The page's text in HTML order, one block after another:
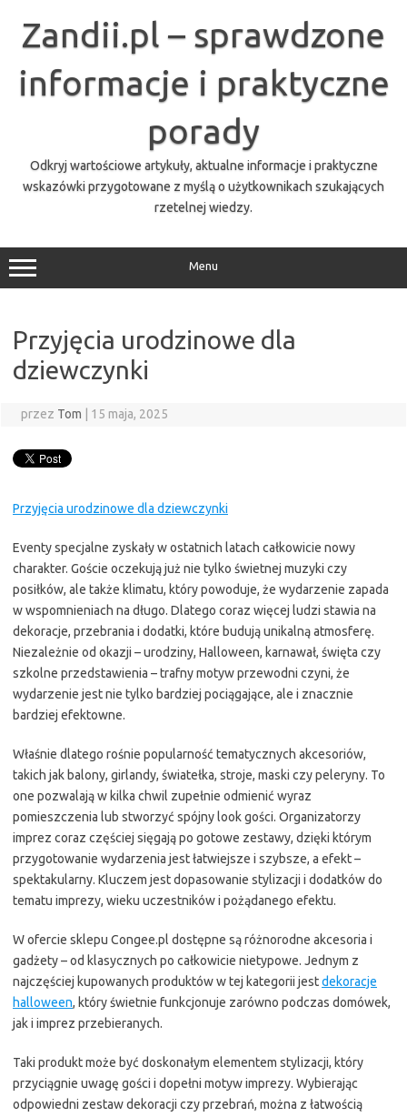
treściZandii.pl – sprawdzone
informacje i praktyczne
porady
Odkryj wartościowe artykuły, aktualne informacje i praktyczne
wskazówki przygotowane z myślą o użytkownikach szukających
rzetelnej wiedzy.
Menu
Przyjęcia urodzinowe dla
dziewczynki
przez Tom 15 maja, 2025
Przyjęcia urodzinowe dla dziewczynki
Eventy specjalne zyskały w ostatnich latach całkowicie nowy
charakter. Goście oczekują już nie tylko świetnej muzyki czy
posiłków, ale także klimatu, który powoduje, że wydarzenie zapada
w wspomnieniach na długo. Dlatego coraz więcej ludzi stawia na
dekoracje, przebrania i dodatki, które budują unikalną atmosferę.
Niezależnie od okazji – urodziny, Halloween, karnawał, święta czy
szkolne przedstawienia – trafny motyw przewodni czyni, że
wydarzenie jest nie tylko bardziej pociągające, ale i znacznie
bardziej efektowne.
Właśnie dlatego rośnie popularność tematycznych akcesoriów,
takich jak balony, girlandy, światełka, stroje, maski czy peleryny. To
one pozwalają w kilka chwil zupełnie odmienić wyraz
pomieszczenia lub stworzyć spójny look gości. Organizatorzy
imprez coraz częściej sięgają po gotowe zestawy, dzięki którym
przygotowanie wydarzenia jest łatwiejsze i szybsze, a efekt –
spektakularny. Kluczem jest dopasowanie stylizacji i dodatków do
tematu imprezy, wieku uczestników i pożądanego efektu.
W ofercie sklepu Congee.pl dostępne są różnorodne akcesoria i
gadżety – od klasycznych po całkowicie nietypowe. Jednym z
najczęściej kupowanych produktów w tej kategorii jestdekoracje
halloween, który świetnie funkcjonuje zarówno podczas domówek,
jak i imprez przebieranych.
Taki produkt może być doskonałym elementem stylizacji, który
przyciągnie uwagę gości i dopełni motyw imprezy. Wybierając
odpowiedni zestaw dekoracji czy przebrań, można z łatwością